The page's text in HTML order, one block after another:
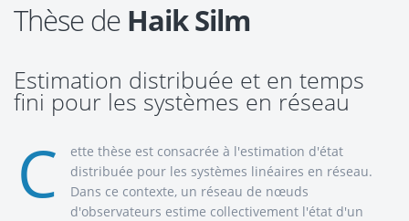
Thèse de Haik Silm
Estimation distribuée et en temps
fini pour les systèmes en réseau
C
ette thèse est consacrée à l'estimation d'état
distribuée pour les systèmes linéaires en réseau.
Dans ce contexte, un réseau de nœuds
d'observateurs estime collectivement l'état d'un